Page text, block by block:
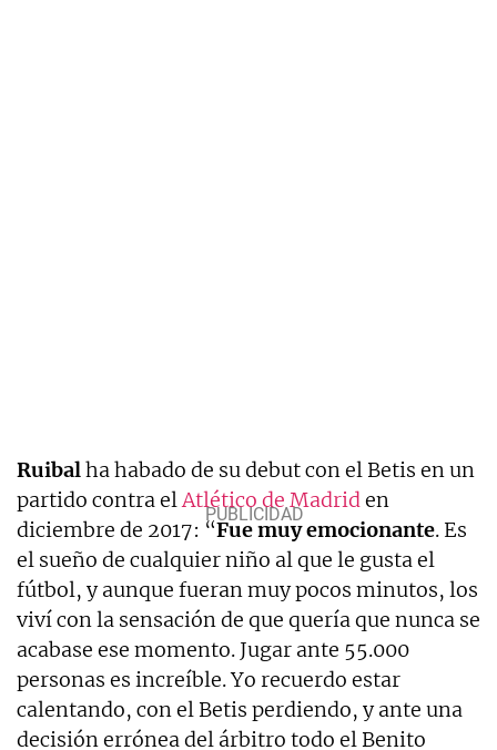
Ruibalha habado de su debut con el Betis en un
partido contra elAtlético de Madriden
diciembre de 2017: “Fue muy emocionante. Es
el sueño de cualquier niño al que le gusta el
fútbol, y aunque fueran muy pocos minutos, los
viví con la sensación de que quería que nunca se
acabase ese momento. Jugar ante 55.000
personas es increíble. Yo recuerdo estar
calentando, con el Betis perdiendo, y ante una
decisión errónea del árbitro todo el Benito